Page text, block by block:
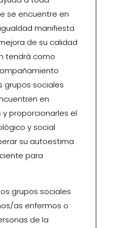
se encuentre en
manifiesta
de su calidad
tendrá como
grupos sociales
en
proporcionarles el
y social
su autoestima
para
grupos sociales
as enfermos o
de la